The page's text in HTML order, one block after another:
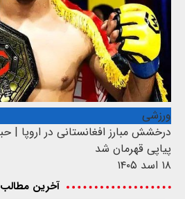
ورزشی
درخشش مبارز افغانستانی در اروپا
پیاپی قهرمان شد
۱۸ اسد ۱۴۰۵
آخرین مطالب